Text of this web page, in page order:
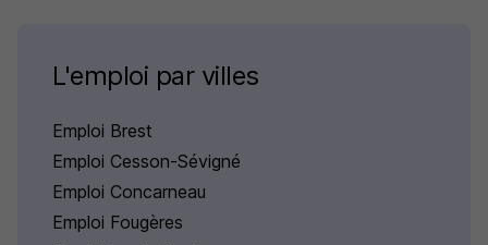
L'emploi par villes
Emploi Brest
Emploi Cesson-Sévigné
Emploi Concarneau
Emploi Fougères